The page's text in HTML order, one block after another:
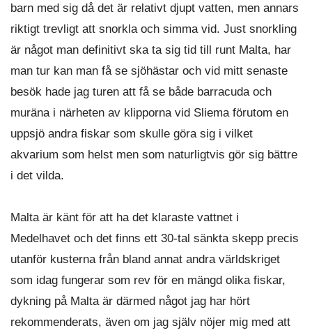
barn med sig då det är relativt djupt vatten, men annars
riktigt trevligt att snorkla och simma vid. Just snorkling
är något man definitivt ska ta sig tid till runt Malta, har
man tur kan man få se sjöhästar och vid mitt senaste
besök hade jag turen att få se både barracuda och
muräna i närheten av klipporna vid Sliema förutom en
uppsjö andra fiskar som skulle göra sig i vilket
akvarium som helst men som naturligtvis gör sig bättre
i det vilda.
Malta är känt för att ha det klaraste vattnet i
Medelhavet och det finns ett 30-tal sänkta skepp precis
utanför kusterna från bland annat andra världskriget
som idag fungerar som rev för en mängd olika fiskar,
dykning på Malta är därmed något jag har hört
rekommenderats, även om jag själv nöjer mig med att